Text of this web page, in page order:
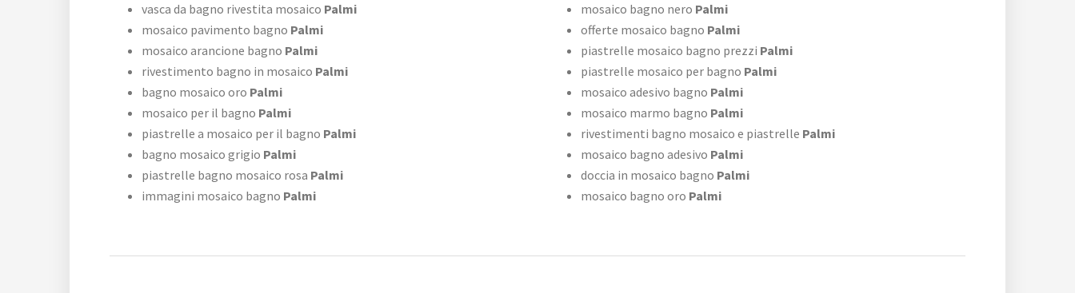
vasca da bagno rivestita mosaico Palmi
mosaico pavimento bagno Palmi
mosaico arancione bagno Palmi
rivestimento bagno in mosaico Palmi
bagno mosaico oro Palmi
mosaico per il bagno Palmi
piastrelle a mosaico per il bagno Palmi
bagno mosaico grigio Palmi
piastrelle bagno mosaico rosa Palmi
immagini mosaico bagno Palmi
mosaico bagno nero Palmi
offerte mosaico bagno Palmi
piastrelle mosaico bagno prezzi Palmi
piastrelle mosaico per bagno Palmi
mosaico adesivo bagno Palmi
mosaico marmo bagno Palmi
rivestimenti bagno mosaico e piastrelle Palmi
mosaico bagno adesivo Palmi
doccia in mosaico bagno Palmi
mosaico bagno oro Palmi